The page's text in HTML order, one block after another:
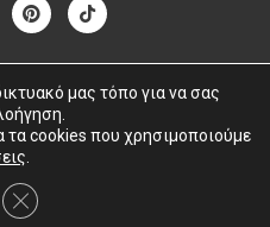
All rights reserved. Created by
μας τόπο για να σας
τα cookies που χρησιμοποιούμε
ΚΛΕΊΣΙΜΟ ΤΟΥ COOKIE